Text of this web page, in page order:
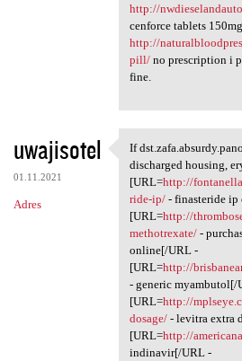
http://
cenforce tablets
http://
pill/no prescription i
fine.
uwajisotel
01.11.2021
Adres
If dst.zafa.absurdy
If
discharged housing,
[URL=http://
ride-ip/- finasteride ip
[URL=http://
methotrexate/-
online[/URL -
[URL=http://
- generic myambutol[/
[URL=http://
dosage/- levitra extra
[URL=http://
indinavir[/URL -